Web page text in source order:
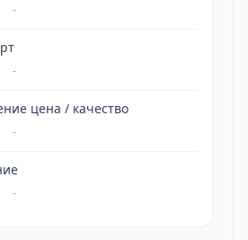
-
-
цена / качество
-
-